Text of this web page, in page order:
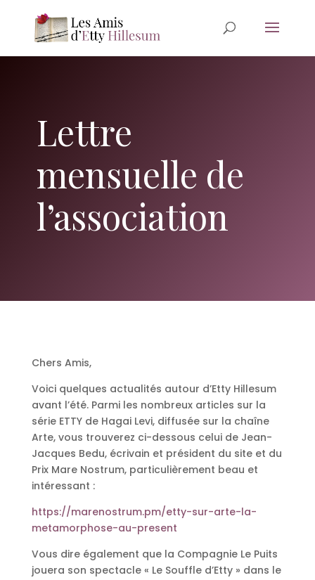
Lettre
mensuelle de
l’association
Chers Amis,
Voici quelques actualités autour d’Etty Hillesum
avant l’été. Parmi les nombreux articles sur la
série ETTY de Hagai Levi, diffusée sur la chaîne
Arte, vous trouverez ci-dessous celui de Jean-
Jacques Bedu, écrivain et président du site et du
Prix Mare Nostrum, particulièrement beau et
intéressant :
https://marenostrum.pm/etty-sur-arte-la-
metamorphose-au-present
Vous dire également que la Compagnie Le Puits
jouera son spectacle « Le Souffle d’Etty » dans le